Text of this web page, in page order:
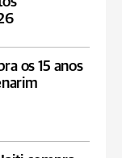
os 15 anos